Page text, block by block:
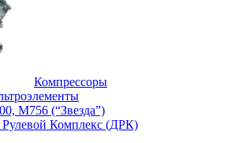
Компрессоры
М756 (“Звезда”)
Комплекс (ДРК)